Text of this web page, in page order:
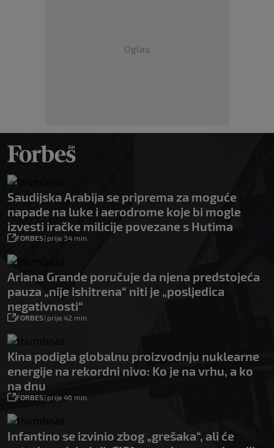
Oglas
Saudijska Arabija se priprema za moguće
napade na luke i aerodrome koje bi mogle
izvesti iračke milicije povezane s Hutima
FORBES| prije 34 min.
Ariana Grande poručuje da njena predstojeća
pauza „nije ishitrena“ niti je „posljedica
negativnosti“
FORBES| prije 42 min.
Kina podigla globalnu proizvodnju nuklearne
energije na rekordni nivo: Ko je na vrhu, a ko
na dnu
FORBES| prije 46 min.
Infantino se izvinio zbog „grešaka“, ali će